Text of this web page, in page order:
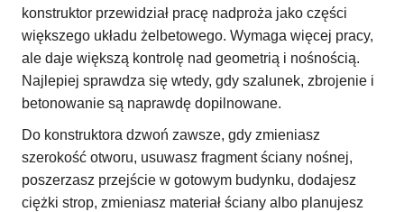
konstruktor przewidział pracę nadproża jako części
większego układu żelbetowego. Wymaga więcej pracy,
ale daje większą kontrolę nad geometrią i nośnością.
Najlepiej sprawdza się wtedy, gdy szalunek, zbrojenie i
betonowanie są naprawdę dopilnowane.
Do konstruktora dzwoń zawsze, gdy zmieniasz
szerokość otworu, usuwasz fragment ściany nośnej,
poszerzasz przejście w gotowym budynku, dodajesz
ciężki strop, zmieniasz materiał ściany albo planujesz